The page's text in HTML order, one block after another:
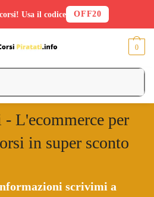
0
L'ecommerce per
in super sconto
scrivimi a
Usa il codice OFF20